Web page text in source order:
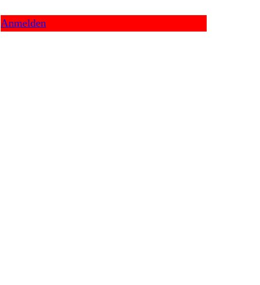
Anmelden